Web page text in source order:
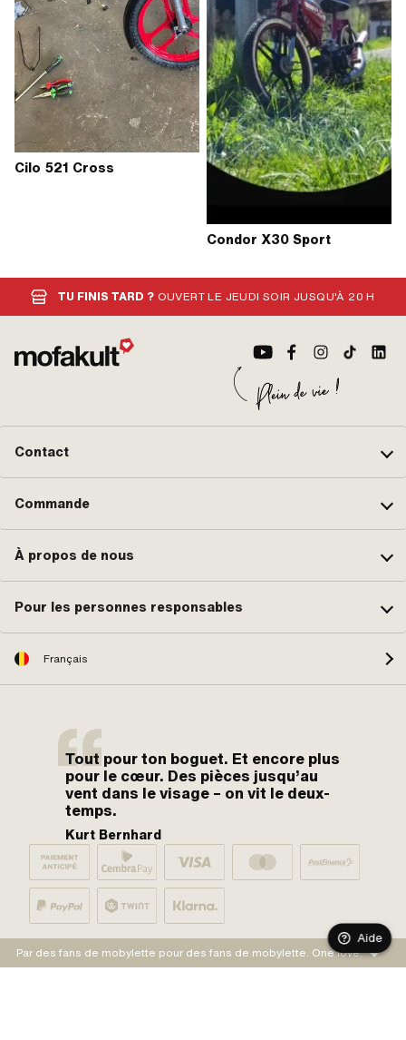
Cilo 521 Cross
Condor X30 Sport
TU FINIS TARD ? OUVERT LE JEUDI SOIR JUSQU'À 20 H
Contact
Commande
À propos de nous
Pour les personnes responsables
Français
Tout pour ton boguet. Et encore plus
pour le cœur. Des pièces jusqu’au
vent dans le visage – on vit le deux-
temps.
Kurt Bernhard
Par des fans de mobylette pour des fans de mobylette. One love.
Aide